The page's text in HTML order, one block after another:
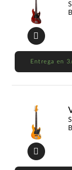
Entrega en